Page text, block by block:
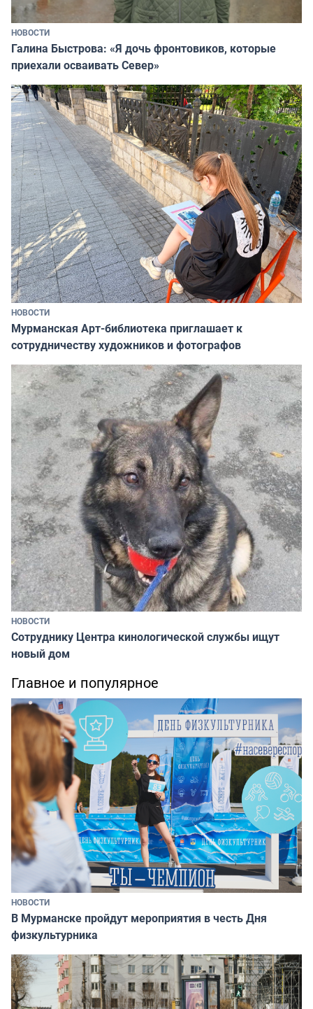
НОВОСТИ
Галина Быстрова: «Я дочь фронтовиков, которые
приехали осваивать Север»
НОВОСТИ
Мурманская Арт-библиотека приглашает к
сотрудничеству художников и фотографов
НОВОСТИ
Сотруднику Центра кинологической службы ищут
новый дом
Главное и популярное
НОВОСТИ
В Мурманске пройдут мероприятия в честь Дня
физкультурника